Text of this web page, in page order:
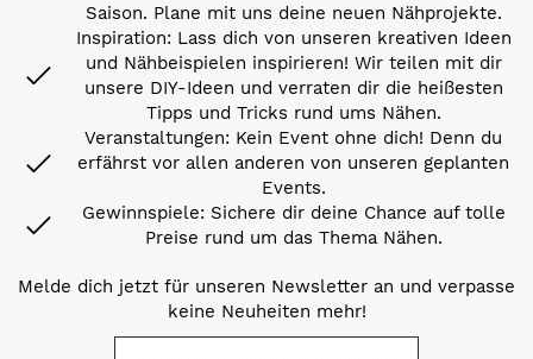
Saison. Plane mit uns deine neuen Nähprojekte.
Inspiration: Lass dich von unseren kreativen Ideen
und Nähbeispielen inspirieren! Wir teilen mit dir
unsere DIY-Ideen und verraten dir die heißesten
Tipps und Tricks rund ums Nähen.
Veranstaltungen: Kein Event ohne dich! Denn du
erfährst vor allen anderen von unseren geplanten
Events.
Gewinnspiele: Sichere dir deine Chance auf tolle
Preise rund um das Thema Nähen.
Melde dich jetzt für unseren Newsletter an und verpasse
keine Neuheiten mehr!